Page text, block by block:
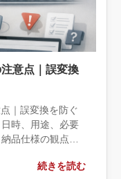
意点｜誤変換
｜誤変換を防ぐ
時、用途、必要
品仕様の観点か
用意する情報、
続きを読む